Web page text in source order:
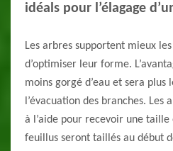
idéals pour l’élagage
Les arbres supportent mieux
d’optimiser leur forme.
moins gorgé d’eau et sera
l’évacuation des branches.
à l’aide pour recevoir une
feuillus seront taillés au début